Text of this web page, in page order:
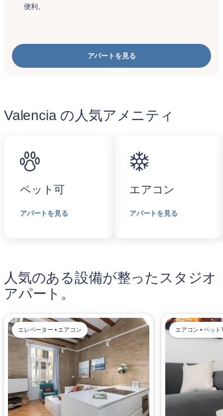
便利。
アパートを見る
Valencia の人気アメニティ
ペット可
アパートを見る
エアコン
アパートを見る
人気のある設備が整ったスタジオ
アパート。
エレベーター • エアコン エアコン • ペット